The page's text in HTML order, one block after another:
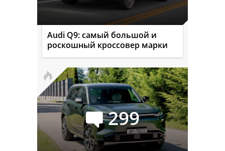
Audi Q9: самый большой и
роскошный кроссовер марки
299